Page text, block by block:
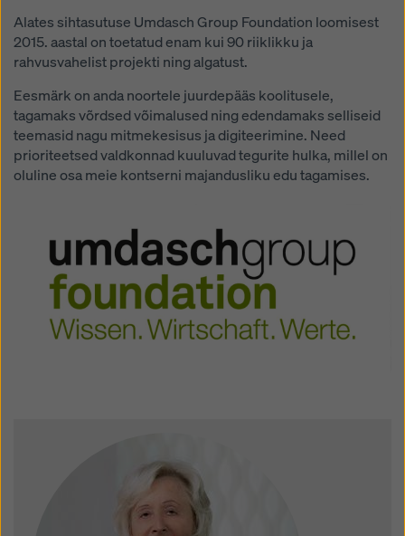
Alates sihtasutuse Umdasch Group Foundation loomisest
2015. aastal on toetatud enam kui 90 riiklikku ja
rahvusvahelist projekti ning algatust.
Eesmärk on anda noortele juurdepääs koolitusele,
tagamaks võrdsed võimalused ning edendamaks selliseid
teemasid nagu mitmekesisus ja digiteerimine. Need
prioriteetsed valdkonnad kuuluvad tegurite hulka, millel on
oluline osa meie kontserni majandusliku edu tagamises.
küpsiste seadetele ja kasutades vastavaid
märkeruutusid. Te saate oma nõusoleku igal ajal
tulevase mõjuga ja ilma põhjendusi esitamata
tühistada, klõpsates selle veebisaidi allosas asuval
lingilküpsiste seadeid(küpsiste seaded).
Lisateavet meie küpsiste kohta leiateMeie
privaatsuspoliitikast. Pakume teile ka võimalust valida
oma küpsised (küpsiste täiustatud seaded).